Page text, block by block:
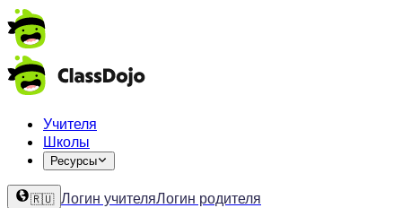
Учителя
Школы
Ресурсы
🇷🇺 Логин учителяЛогин родителя